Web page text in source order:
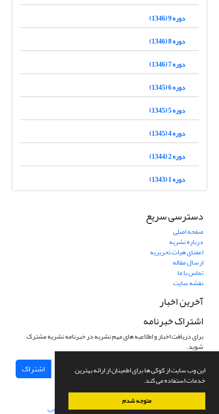
این وب سایت از کوکی ها برای اطمینان از ارائه بهترین
خدمات استفاده می کند.
متوجه شدم
دوره 9 (1346)
دوره 8 (1346)
دوره 7 (1346)
دوره 6 (1345)
دوره 5 (1345)
دوره 4 (1345)
دوره 2 (1344)
دوره 1 (1343)
دسترسی سریع
صفحه اصلی
درباره نشریه
اعضای هیات تحریریه
ارسال مقاله
تماس با ما
نقشه سایت
آخرین اخبار
اشتراک خبرنامه
برای دریافت اخبار و اطلاعیه های مهم نشریه در خبرنامه نشریه مشترک
شوید.
اشتراک
سامانه مدیریت نشریات علمی.طراحی و پیاده سازی از سیناوب